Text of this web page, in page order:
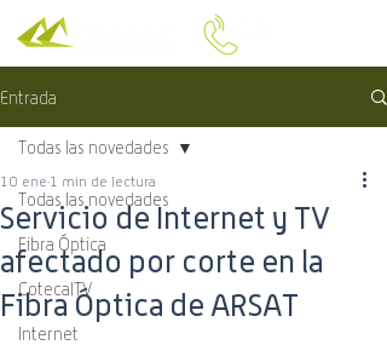
Entrada
Todas las novedades
Fibra Óptica
CotecalTV
Internet
Todas las novedades
Servicio de Internet y TV
afectado por corte en la
Fibra Óptica de ARSAT
10 ene 1 min de lectura